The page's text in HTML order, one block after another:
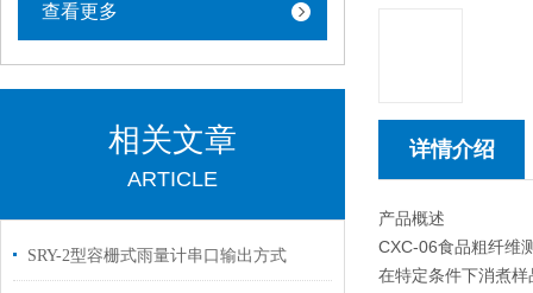
查看更多
相关文章
ARTICLE
SRY-2型容栅式雨量计串口输出方式
详情介绍
产品概述
CXC-06食品粗纤维
在特定条件下消煮